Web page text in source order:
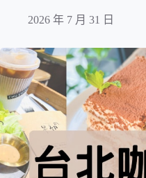
2026 年 7 月 31 日